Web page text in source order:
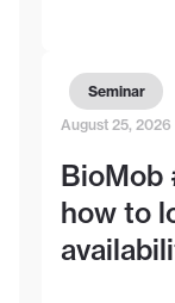
Seminar
August 25, 2026
BioMob
how to